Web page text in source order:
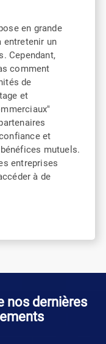
en grande
entretenir un
Cependant,
comment
de
et
et
mutuels.
entreprises
à de
nos dernières